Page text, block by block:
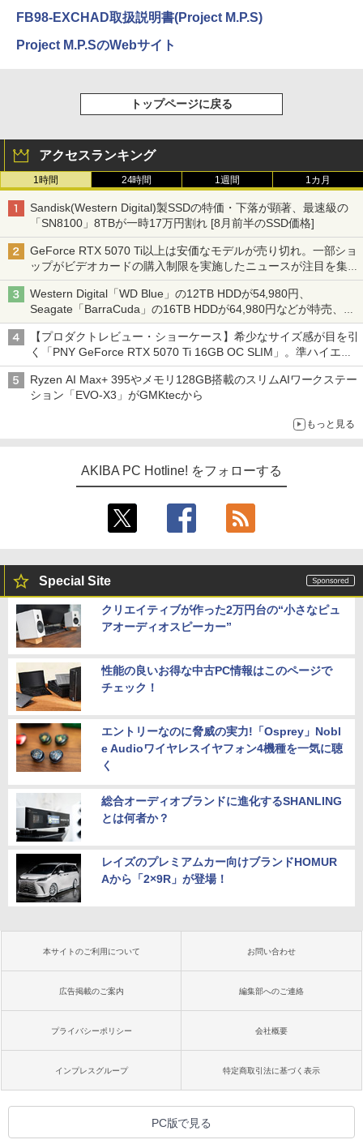
FB98-EXCHAD取扱説明書(Project M.P.S)
Project M.P.SのWebサイト
トップページに戻る
アクセスランキング
1時間 24時間 1週間 1カ月
Sandisk(Western Digital)製SSDの特価・下落が顕著、最速級の
「SN8100」8TBが一時17万円割れ [8月前半のSSD価格]
GeForce RTX 5070 Ti以上は安価なモデルが売り切れ。一部ショ
ップがビデオカードの購入制限を実施したニュースが注目を集め
る AKIBA PC Hotline! 先週のアクセスランキング 26年7月27日～
26年8月3日
Western Digital「WD Blue」の12TB HDDが54,980円、
Seagate「BarraCuda」の16TB HDDが64,980円などが特売、
NAS・ビジネス向けは上昇傾向 [8月前半のHDD価格]
【プロダクトレビュー・ショーケース】希少なサイズ感が目を引
く「PNY GeForce RTX 5070 Ti 16GB OC SLIM」。準ハイエン
ドでも2スロット厚で長さ30cm切り！スリムボディでもパフォ
ーマンスと冷却は万全 text by 内田 泰仁
Ryzen AI Max+ 395やメモリ128GB搭載のスリムAIワークステー
ション「EVO-X3」がGMKtecから
もっと見る
AKIBA PC Hotline! をフォローする
Special Site
クリエイティブが作った2万円台の“小さなピュ
アオーディオスピーカー”
性能の良いお得な中古PC情報はこのページで
チェック！
エントリーなのに脅威の実力!「Osprey」Nobl
e Audioワイヤレスイヤフォン4機種を一気に聴
く
総合オーディオブランドに進化するSHANLING
とは何者か？
レイズのプレミアムカー向けブランドHOMUR
Aから「2×9R」が登場！
本サイトのご利用について お問い合わせ
広告掲載のご案内 編集部へのご連絡
プライバシーポリシー 会社概要
インプレスグループ 特定商取引法に基づく表示
PC版で見る